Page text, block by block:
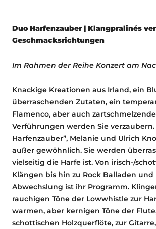
Duo Harfenzauber | Klangpralinés
Geschmacksrichtungen
Im Rahmen der Reihe Konzert am
Knackige Kreationen aus Irland, ein
überraschenden Zutaten, ein
Flamenco, aber auch
Verführungen werden Sie verzaubern.
Harfenzauber”, Melanie und Ulrich
außer gewöhnlich. Sie werden
vielseitig die Harfe ist. Von irisch-/
Klängen bis hin zu Rock Balladen und
Abwechslung ist ihr Programm.
rauchigen Töne der Lowwhistle zur
warmen, aber kernigen Töne der
schottischen Holzquerflöte, zur